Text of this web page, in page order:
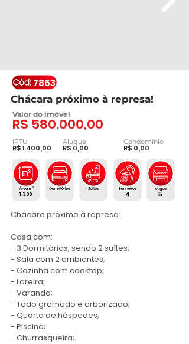
7863
Chácara próximo à represa!
Valor do imóvel
R$ 580.000,00
IPTU
R$ 1.400,00
Aluguel
R$ 0,00
Condomínio
R$ 0,00
4 5
1.300
Chácara próximo à represa!
Casa com:
- 3 Dormitórios, sendo 2 suítes;
- Sala com 2 ambientes;
- Cozinha com cooktop;
- Lareira;
- Varanda;
- Todo gramado e arborizado;
- Quarto de hóspedes;
- Piscina;
- Churrasqueira;